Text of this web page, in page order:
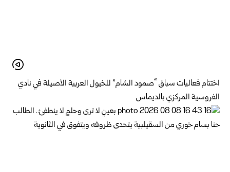
اختتام فعاليات سباق “صمود الشام” للخيول العربية الأصيلة في نادي
الفروسية المركزي بالديماس